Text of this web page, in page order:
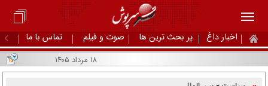
اخبار داغ پر بحث ترین ها صوت و فیلم تماس با ما
۱۸ مرداد ۱۴۰۵